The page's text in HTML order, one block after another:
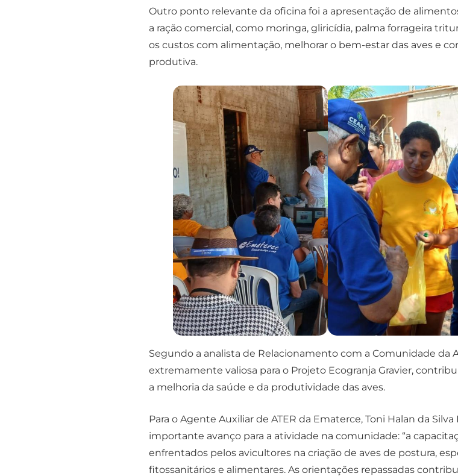
Outro ponto relevante da oficina foi a apresentação de
a ração comercial, como moringa, gliricídia, palma forrageira
os custos com alimentação, melhorar o bem-estar das aves e
produtiva.
Segundo a analista de Relacionamento com a Comunidade da
extremamente valiosa para o Projeto Ecogranja Gravier,
a melhoria da saúde e da produtividade das aves.
Para o Agente Auxiliar de ATER da Ematerce, Toni Halan da
importante avanço para a atividade na comunidade: “a
enfrentados pelos avicultores na criação de aves de postura,
fitossanitários e alimentares. As orientações repassadas